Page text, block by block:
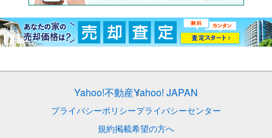
Yahoo!不動産Yahoo! JAPAN
プライバシーポリシープライバシーセンター
規約掲載希望の方へ